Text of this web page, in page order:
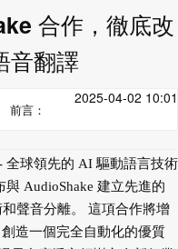
合作，徹底改
音翻譯
2025-04-02 10:01
前言：
全球領先的 AI 驅動語言技術
AudioShake 建立先進的
聲音分離。 這項合作將增
造一個完全自動化的優質